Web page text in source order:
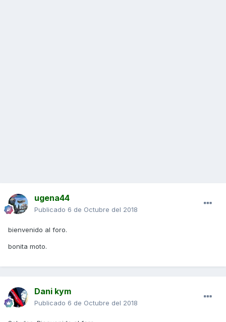
ugena44
Publicado 6 de Octubre del 2018
bienvenido al foro.
bonita moto.
Dani kym
Publicado 6 de Octubre del 2018